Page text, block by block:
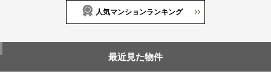
人気マンションランキング
最近見た物件